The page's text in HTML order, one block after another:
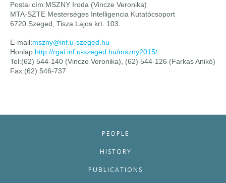
Postai cím:MSZNY Iroda (Vincze Veronika)
MTA-SZTE Mesterséges Intelligencia Kutatócsoport
6720 Szeged, Tisza Lajos krt. 103.
E-mail:mszny@inf.u-szeged.hu
Honlap:http://rgai.inf.u-szeged.hu/mszny2015/
Tel:(62) 544-140 (Vincze Veronika), (62) 544-126 (Farkas Anikó)
Fax:(62) 546-737
PEOPLE
HISTORY
PUBLICATIONS